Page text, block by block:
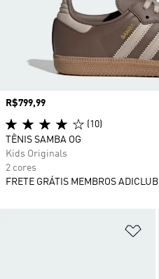
Preço
R$799,99
(10)
TÊNIS SAMBA OG
Kids Originals
2 cores
FRETE GRÁTIS MEMBROS ADICLUB